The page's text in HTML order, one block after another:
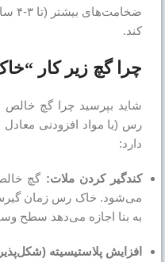
کند.
چرا گچ زیر کار
شاید بپرسید چرا گچ خالص
رس (یا مواد افزودنی
دارد:
کندگیر کردن ملات:
به بنا اجازه می‌دهد سطح
افزایش پلاستیسیته